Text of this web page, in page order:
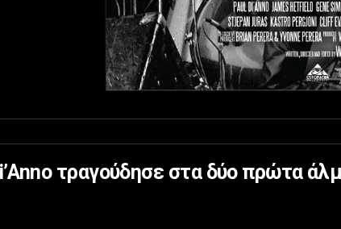
τραγούδησε στα δύο πρώτα